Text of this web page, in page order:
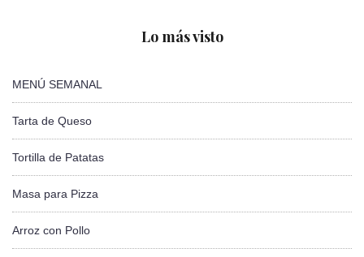
Lo más visto
MENÚ SEMANAL
Tarta de Queso
Tortilla de Patatas
Masa para Pizza
Arroz con Pollo